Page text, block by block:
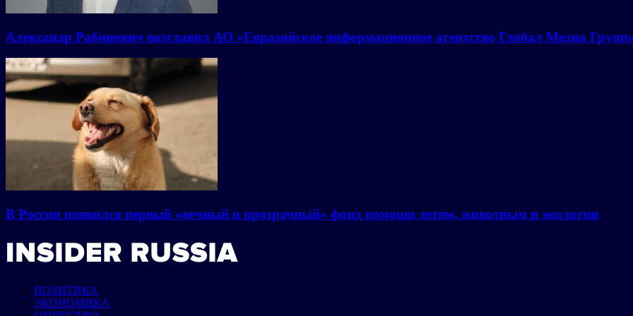
Александр Рабинович возглавил АО «Евразийское информационное агентство Глобал Медиа
В России появился первый «вечный и прозрачный» фонд помощи детям, животным и экологии
ПОЛИТИКА
ЭКОНОМИКА